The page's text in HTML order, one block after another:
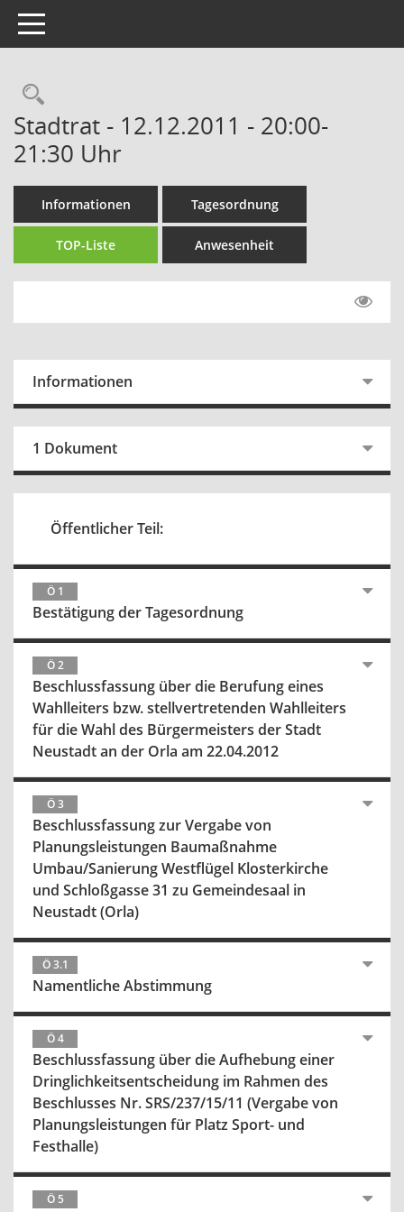
Toggle navigation
Rechercheauswahl
Stadtrat - 12.12.2011 - 20:00-
21:30 Uhr
Informationen Tagesordnung
TOP-Liste Anwesenheit
Informationen
1 Dokument
Öffentlicher Teil:
Ö 1
Bestätigung der Tagesordnung
Ö 2
Beschlussfassung über die Berufung eines
Wahlleiters bzw. stellvertretenden Wahlleiters
für die Wahl des Bürgermeisters der Stadt
Neustadt an der Orla am 22.04.2012
Ö 3
Beschlussfassung zur Vergabe von
Planungsleistungen Baumaßnahme
Umbau/Sanierung Westflügel Klosterkirche
und Schloßgasse 31 zu Gemeindesaal in
Neustadt (Orla)
Ö 3.1
Namentliche Abstimmung
Ö 4
Beschlussfassung über die Aufhebung einer
Dringlichkeitsentscheidung im Rahmen des
Beschlusses Nr. SRS/237/15/11 (Vergabe von
Planungsleistungen für Platz Sport- und
Festhalle)
Ö 5